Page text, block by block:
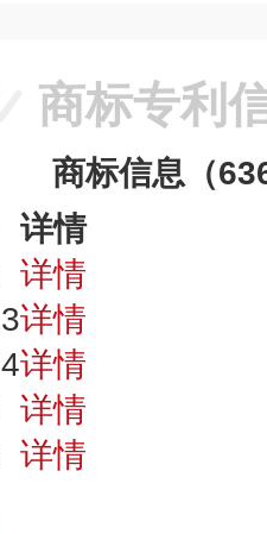
商标专利
商标信息（
详情
详情
详情
详情
详情
详情